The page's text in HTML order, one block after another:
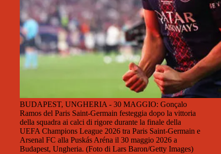
BUDAPEST, UNGHERIA - 30 MAGGIO: Gonçalo
Ramos del Paris Saint-Germain festeggia dopo la vittoria
della squadra ai calci di rigore durante la finale della
UEFA Champions League 2026 tra Paris Saint-Germain e
Arsenal FC alla Puskás Aréna il 30 maggio 2026 a
Budapest, Ungheria. (Foto di Lars Baron/Getty Images)